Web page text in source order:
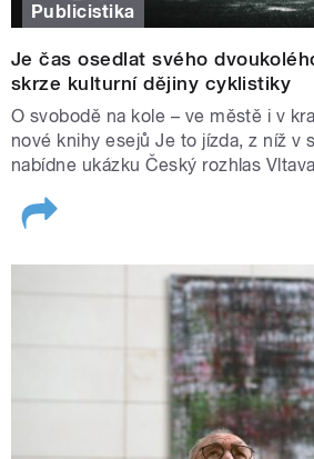
Publicistika
Je čas osedlat svého
skrze kulturní dějiny cyklistiky
O svobodě na kole – ve městě i v
nové knihy esejů Je to jízda, z níž v
nabídne ukázku Český rozhlas